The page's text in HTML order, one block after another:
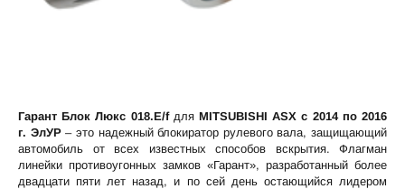
Гарант Блок Люкс 018.E/fдляMITSUBISHI ASX c 2014 по 2016
г. ЭлУР– это надежный блокиратор рулевого вала, защищающий
автомобиль от всех известных способов вскрытия. Флагман
линейки противоугонных замков «Гарант», разработанный более
двадцати пяти лет назад, и по сей день остающийся лидером